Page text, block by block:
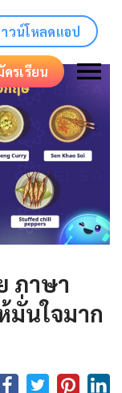
วน์โหลดแอป
รเรียน
ภาษา
มั่นใจมาก